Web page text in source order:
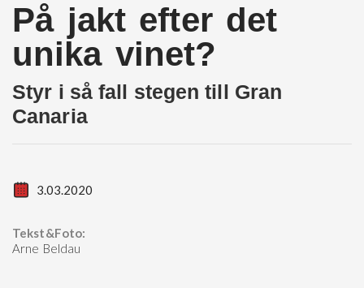
På jakt efter det
unika vinet?
Styr i så fall stegen till Gran
Canaria
3.03.2020
Tekst&Foto:
Arne Beldau